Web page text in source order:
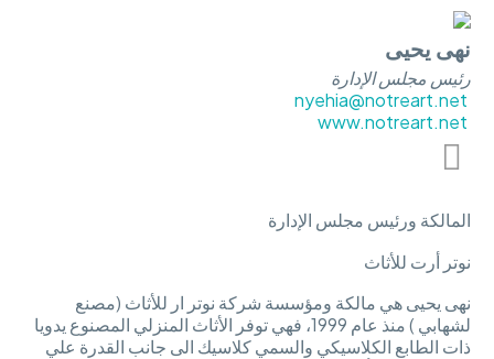
نهى يحيى
رئيس مجلس الإدارة
المالكة ورئيس مجلس الإدارة
نوتر أرت للأثاث
نهى يحيى هي مالكة ومؤسسة شركة نوتر ار للأثاث (مصنع
لشهابي ) منذ عام 1999، فهي توفر الأثاث المنزلي المصنوع يدويا
ذات الطابع الكلاسيكي والسمي كلاسيك الى جانب القدرة علي